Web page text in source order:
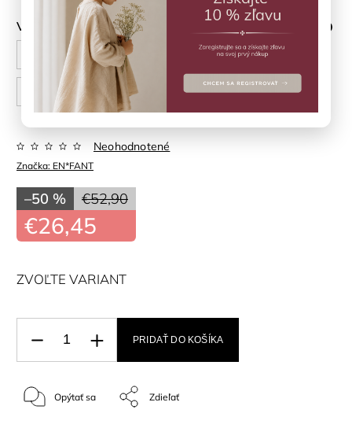
Veľkosť topánky
25 26 28 29
31 32
Značka: EN*FANT
Neohodnotené
€52,90
–50 %
€26,45
ZVOĽTE VARIANT
PRIDAŤ DO KOŠÍKA
Opýtať sa Zdieľať